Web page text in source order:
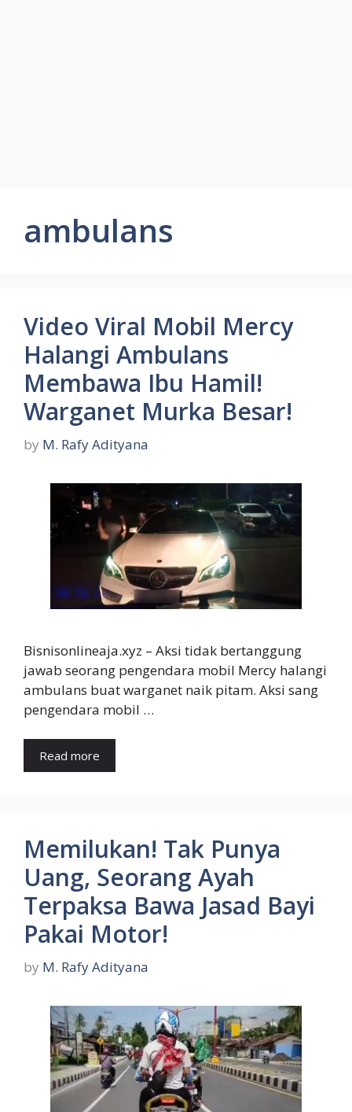
ambulans
Video Viral Mobil Mercy
Halangi Ambulans
Membawa Ibu Hamil!
Warganet Murka Besar!
by M. Rafy Adityana
Bisnisonlineaja.xyz – Aksi tidak bertanggung
jawab seorang pengendara mobil Mercy halangi
ambulans buat warganet naik pitam. Aksi sang
pengendara mobil …
Read more
Memilukan! Tak Punya
Uang, Seorang Ayah
Terpaksa Bawa Jasad Bayi
Pakai Motor!
by M. Rafy Adityana